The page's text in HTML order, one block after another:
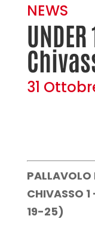
NEWS
31
CHIVASSO
19-25)